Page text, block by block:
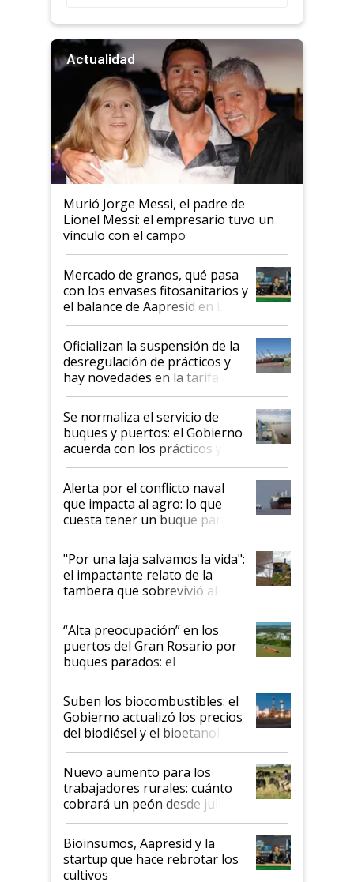
Actualidad
Murió Jorge Messi, el padre de
Lionel Messi: el empresario tuvo un
vínculo con el campo
Mercado de granos, qué pasa
con los envases fitosanitarios y
el balance de Aapresid en La
Posta
Oficializan la suspensión de la
desregulación de prácticos y
hay novedades en la tarifa de
la hidrovía
Se normaliza el servicio de
buques y puertos: el Gobierno
acuerda con los prácticos y
suspende el decreto de
desregulación
Alerta por el conflicto naval
que impacta al agro: lo que
cuesta tener un buque parado
y el peligro de que Argentina
pase a ser "país sucio"
"Por una laja salvamos la vida":
el impactante relato de la
tambera que sobrevivió al
tornado
“Alta preocupación” en los
puertos del Gran Rosario por
buques parados: el
funcionamiento de las
exportadoras en tensión tras
la medida de fuerza de los
prácticos
Suben los biocombustibles: el
Gobierno actualizó los precios
del biodiésel y el bioetanol
Nuevo aumento para los
trabajadores rurales: cuánto
cobrará un peón desde julio
Bioinsumos, Aapresid y la
startup que hace rebrotar los
cultivos